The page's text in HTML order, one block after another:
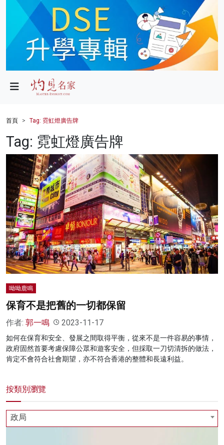
政局
財經
健康
商業
科技
影片
名家榜
灼見活動
首頁 Tag: 霓虹燈廣告牌
Tag: 霓虹燈廣告牌
呦呦鹿鳴
保育不是把舊的一切都保留
作者: 郭一鳴 2023-11-17
如何在保育和安全、發展之間取得平衡，從來不是一件容易的事情，
政府固然首要考慮保障公眾和遊客安全，但採取一刀切清拆的做法，
肯定不會符合社會期望，亦不符合香港的整體和長遠利益。
按類別瀏覽
政局